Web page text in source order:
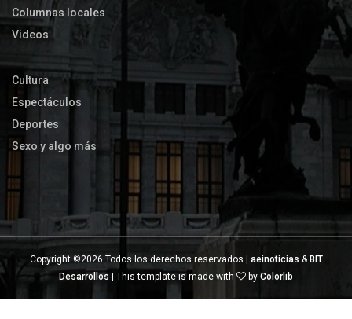
Columnas locales
Videos
Cultura
Espectáculos
Deportes
Sexo y algo más
Copyright ©2026 Todos los derechos reservados | aeinoticias & BIT
Desarrollos | This template is made with by Colorlib